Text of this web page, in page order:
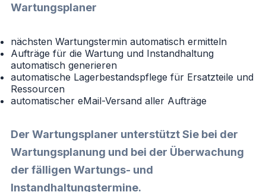
Wartungsplaner
nächsten Wartungstermin automatisch ermitteln
Aufträge für die Wartung und Instandhaltung
automatisch generieren
automatische Lagerbestandspflege für Ersatzteile und
Ressourcen
automatischer eMail-Versand aller Aufträge
Der Wartungsplaner unterstützt Sie bei der
Wartungsplanung und bei der Überwachung
der fälligen Wartungs- und
Instandhaltungstermine.